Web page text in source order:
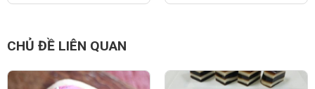
CHỦ ĐỀ LIÊN QUAN